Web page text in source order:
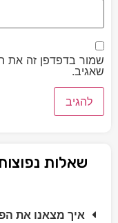
שמור בדפדפן זה את
שאגיב.
שאלות
איך מצאנו את